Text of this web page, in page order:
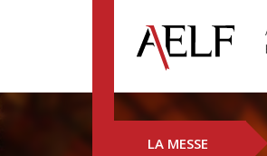
LA MESSE